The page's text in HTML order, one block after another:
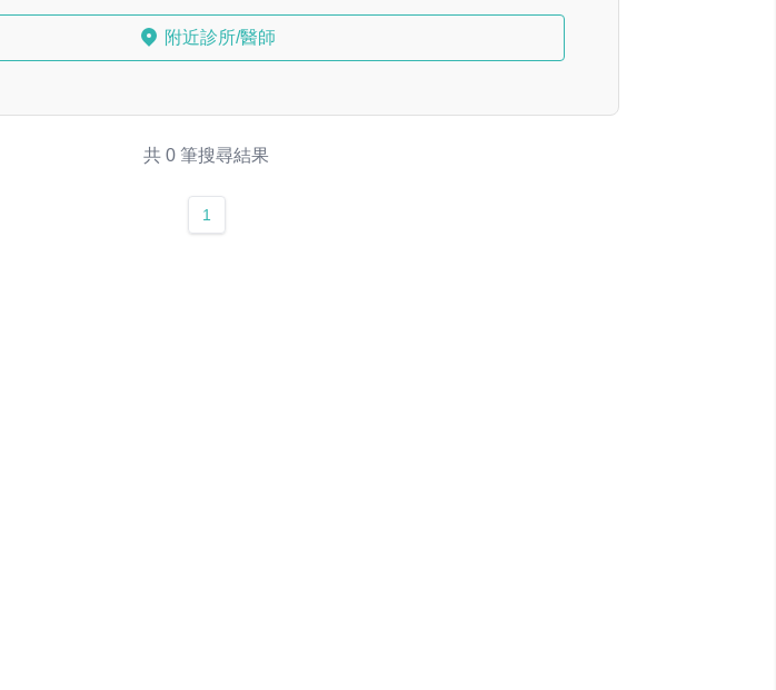
附近診所/醫師
共 0 筆搜尋結果
1